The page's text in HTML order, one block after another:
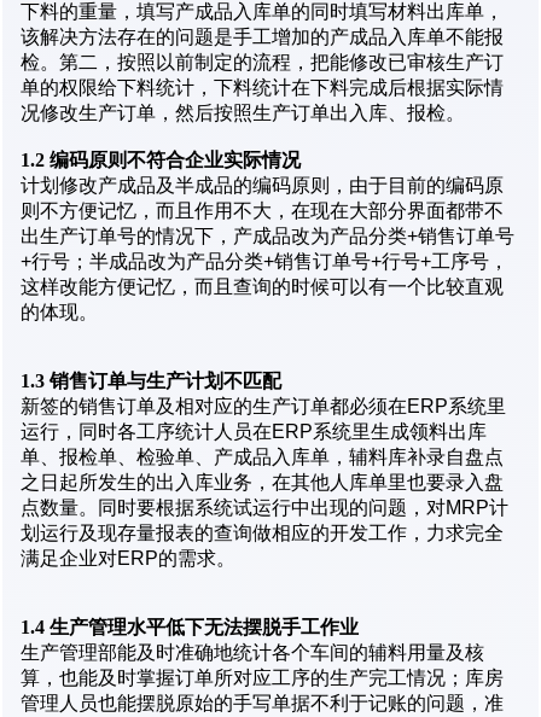
下料的重量，填写产成品入库单的同时填写材料出库单，
该解决方法存在的问题是手工增加的产成品入库单不能报
检。第二，按照以前制定的流程，把能修改已审核生产订
单的权限给下料统计，下料统计在下料完成后根据实际情
况修改生产订单，然后按照生产订单出入库、报检。
1.2 编码原则不符合企业实际情况
计划修改产成品及半成品的编码原则，由于目前的编码原
则不方便记忆，而且作用不大，在现在大部分界面都带不
出生产订单号的情况下，产成品改为产品分类+销售订单号
+行号；半成品改为产品分类+销售订单号+行号+工序号，
这样改能方便记忆，而且查询的时候可以有一个比较直观
的体现。
1.3销售订单与生产计划不匹配
新签的销售订单及相对应的生产订单都必须在ERP系统里
运行，同时各工序统计人员在ERP系统里生成领料出库
单、报检单、检验单、产成品入库单，辅料库补录自盘点
之日起所发生的出入库业务，在其他人库单里也要录入盘
点数量。同时要根据系统试运行中出现的问题，对MRP计
划运行及现存量报表的查询做相应的开发工作，力求完全
满足企业对ERP的需求。
1.4 生产管理水平低下无法摆脱手工作业
生产管理部能及时准确地统计各个车间的辅料用量及核
算，也能及时掌握订单所对应工序的生产完工情况；库房
管理人员也能摆脱原始的手写单据不利于记账的问题，准